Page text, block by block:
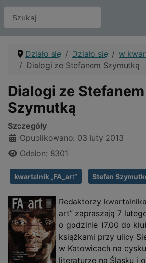
Działo się Działo się
w
Dialogi ze Stefanem Szymutką
Dialogi ze Stefanem
Szymutką
Szczegóły
Opublikowano: 03 luty 2013
Odsłon: 8301
kwartalnik „FA_art” Stefan
Redaktorzy
art” zapraszają 7
o godzinie 17.00 do
książkami przy ulicy
w Katowicach na
literaturze na Śląsku i